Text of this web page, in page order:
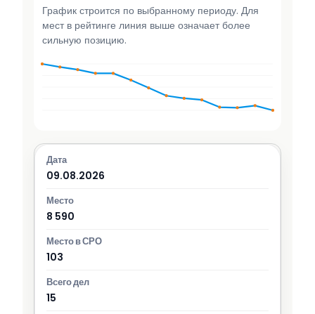
График строится по выбранному периоду. Для
мест в рейтинге линия выше означает более
сильную позицию.
09.08.2026
8 590
103
15